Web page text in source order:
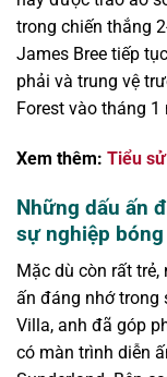
trong chiến thắng
James Bree tiếp
phải và trung vệ
Forest vào tháng 1
Xem thêm: Tiểu
Những dấu ấn
sự nghiệp
Mặc dù còn rất
ấn đáng nhớ trong
Villa, anh đã góp
có màn trình diễn